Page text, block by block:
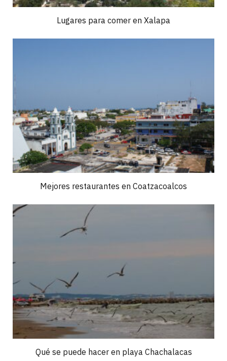
Lugares para comer en Xalapa
Mejores restaurantes en Coatzacoalcos
Qué se puede hacer en playa Chachalacas